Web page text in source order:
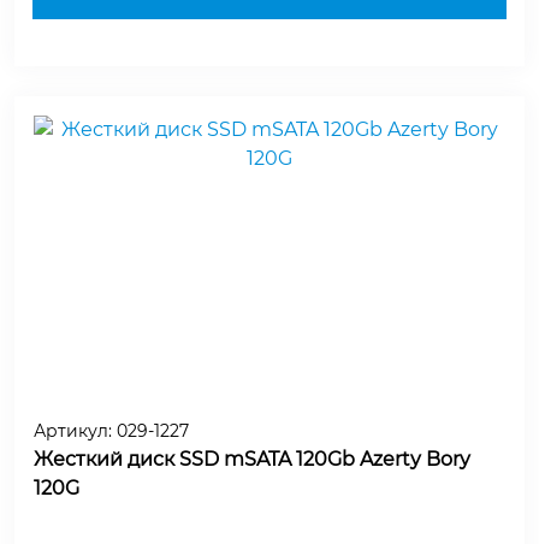
Артикул: 029-1227
Жесткий диск SSD mSATA 120Gb Azerty Bory
120G